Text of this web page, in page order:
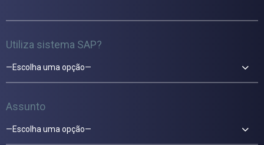
Utiliza sistema SAP?
—Escolha uma opção—
Assunto
—Escolha uma opção—